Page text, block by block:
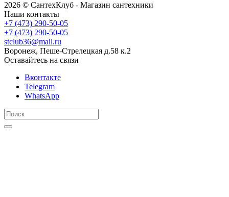
2026 © СантехКлуб - Магазин сантехники
Наши контакты
+7 (473) 290-50-05
+7 (473) 290-50-05
stclub36@mail.ru
Воронеж, Пеше-Стрелецкая д.58 к.2
Оставайтесь на связи
Вконтакте
Telegram
WhatsApp